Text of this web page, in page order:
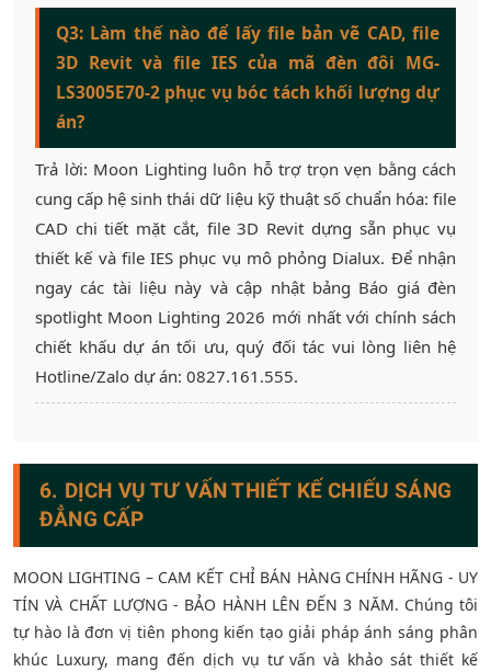
Q3: Làm thế nào để lấy file bản vẽ CAD, file
3D Revit và file IES của mã đèn đôi MG-
LS3005E70-2 phục vụ bóc tách khối lượng dự
án?
Trả lời: Moon Lighting luôn hỗ trợ trọn vẹn bằng cách
cung cấp hệ sinh thái dữ liệu kỹ thuật số chuẩn hóa: file
CAD chi tiết mặt cắt, file 3D Revit dựng sẵn phục vụ
thiết kế và file IES phục vụ mô phỏng Dialux. Để nhận
ngay các tài liệu này và cập nhật bảng Báo giá đèn
spotlight Moon Lighting 2026 mới nhất với chính sách
chiết khấu dự án tối ưu, quý đối tác vui lòng liên hệ
Hotline/Zalo dự án: 0827.161.555.
6. DỊCH VỤ TƯ VẤN THIẾT KẾ CHIẾU SÁNG
ĐẲNG CẤP
MOON LIGHTING – CAM KẾT CHỈ BÁN HÀNG CHÍNH HÃNG - UY
TÍN VÀ CHẤT LƯỢNG - BẢO HÀNH LÊN ĐẾN 3 NĂM. Chúng tôi
tự hào là đơn vị tiên phong kiến tạo giải pháp ánh sáng phân
khúc Luxury, mang đến dịch vụ tư vấn và khảo sát thiết kế